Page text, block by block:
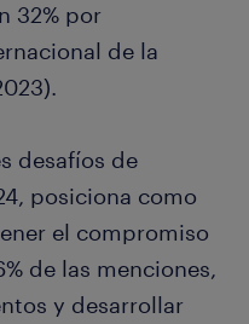
32% por
de la
desafíos de
posiciona como
el compromiso
de las menciones,
y desarrollar